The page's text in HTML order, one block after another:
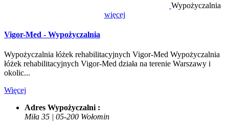
Wypożyczalnia
więcej
Vigor-Med - Wypożyczalnia
Wypożyczalnia łóżek rehabilitacyjnych Vigor-Med Wypożyczalnia
łóżek rehabilitacyjnych Vigor-Med działa na terenie Warszawy i
okolic...
Więcej
Adres Wypożyczalni :
Miła 35 | 05-200 Wołomin